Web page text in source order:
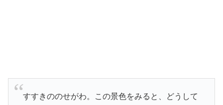
すすきののせがわ。この景色をみると、どうして